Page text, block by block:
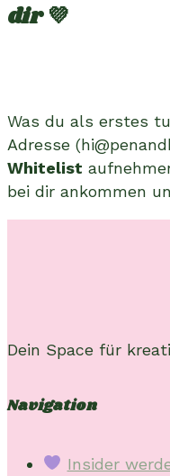
dir 💜
Was du als erstes
Adresse
Whitelist
bei dir ankommen
Dein Space für
Navigation
Insider